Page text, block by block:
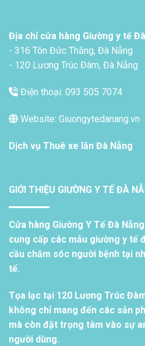
Địa chỉ cửa hàng Giường y tế
- 316 Tôn Đức Thắng, Đà Nẵng
- 120 Lương Trúc Đàm, Đà Nẵng
Điện thoại: 093 505 7074
Website: Giuongytedanang.vn
Dịch vụ Thuê xe lăn Đà Nẵng
GIỚI THIỆU GIƯỜNG Y TẾ ĐÀ
Cửa hàng Giường Y Tế Đà
cung cấp các mẫu giường y tế
cầu chăm sóc người bệnh tại
tế.
Tọa lạc tại 120 Lương Trúc
không chỉ mang đến các sản
mà còn đặt trọng tâm vào sự
người dùng.